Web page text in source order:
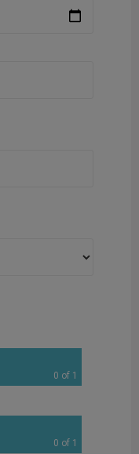
0 of 1
0 of 1